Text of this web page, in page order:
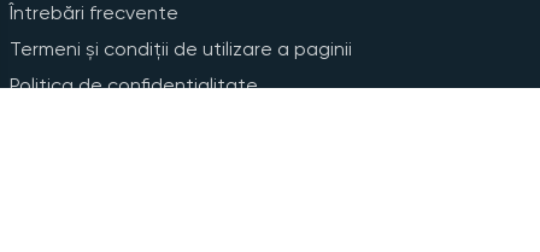
Întrebări frecvente
Termeni și condiții de utilizare a paginii
Politica de confidențialitate